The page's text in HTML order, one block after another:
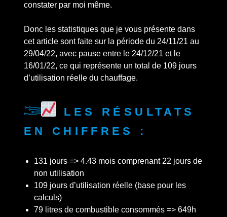
constater par moi même.
Donc les statistiques que je vous présente dans
cet article sont faite sur la période du 24/11/21 au
29/04/22, avec pause entre le 24/12/21 et le
16/01/22, ce qui représente un total de 109 jours
d’utilisation réelle du chauffage.
Les résultats
en chiffres :
131 jours => 4.43 mois comprenant 22 jours de
non utilisation
109 jours d’utilisation réelle (base pour les
calculs)
79 litres de combustible consommés => 649h